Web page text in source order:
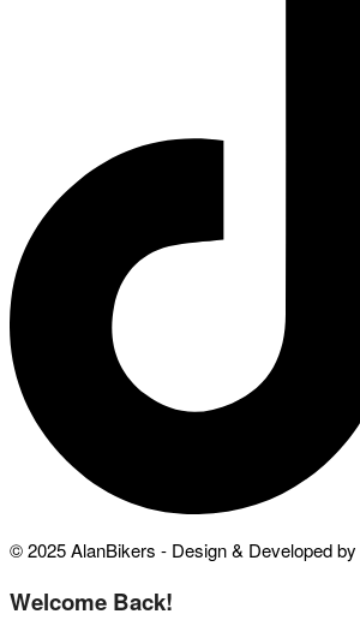
© 2025 AlanBikers - Design & Developed by
Welcome Back!